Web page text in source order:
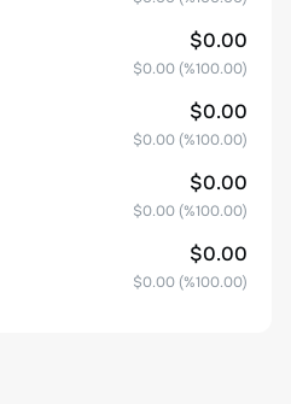
$0.00
$0.00 (%100.00)
$0.00
$0.00 (%100.00)
$0.00
$0.00 (%100.00)
$0.00
$0.00 (%100.00)